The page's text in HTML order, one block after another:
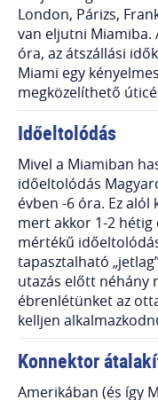
London, Párizs,
van eljutni Miamiba.
óra, az átszállási
Miami egy
megközelíthető
Időeltolódás
Mivel a Miamiban
időeltolódás
évben -6 óra. Ez
mert akkor 1-2 hétig
mértékű
tapasztalható
utazás előtt néhány
ébrenlétünket az
kelljen
Konnektor
Amerikában (és így